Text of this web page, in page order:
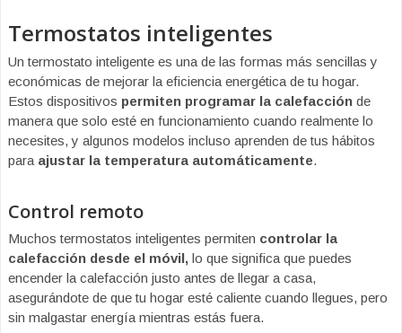
Termostatos inteligentes
Un termostato inteligente es una de las formas más sencillas y
económicas de mejorar la eficiencia energética de tu hogar.
Estos dispositivos permiten programar la calefacción de
manera que solo esté en funcionamiento cuando realmente lo
necesites, y algunos modelos incluso aprenden de tus hábitos
para ajustar la temperatura automáticamente.
Control remoto
Muchos termostatos inteligentes permiten controlar la
calefacción desde el móvil, lo que significa que puedes
encender la calefacción justo antes de llegar a casa,
asegurándote de que tu hogar esté caliente cuando llegues, pero
sin malgastar energía mientras estás fuera.